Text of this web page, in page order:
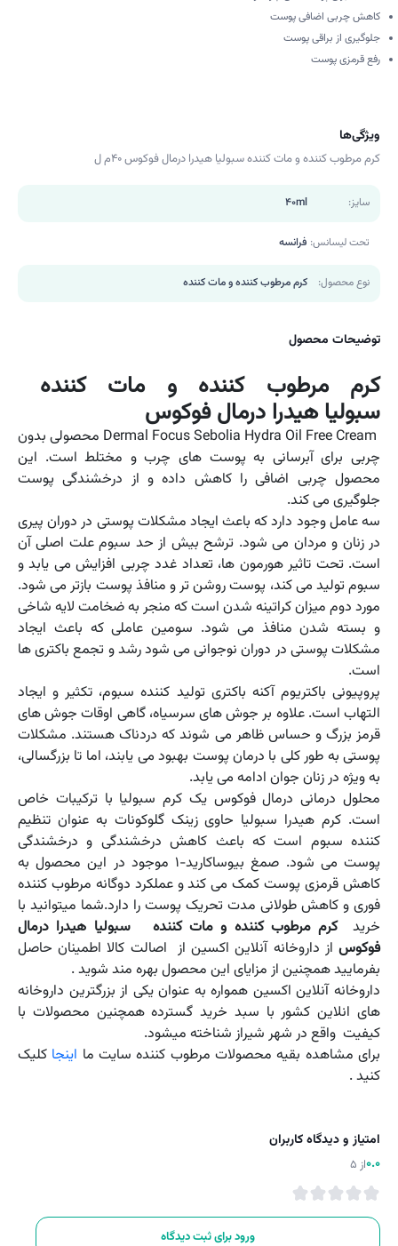
کاهش چربی اضافی پوست
جلوگیری از براقی پوست
رفع قرمزی پوست
ویژگی‌ها
کرم مرطوب کننده و مات کننده سبولیا هیدرا درمال فوکوس 40م ل
سایز: 40ml
تحت لیسانس: فرانسه
نوع محصول: کرم مرطوب کننده و مات کننده
توضیحات محصول
کرم مرطوب کننده و مات کننده
سبوليا هيدرا درمال فوکوس
Dermal Focus Sebolia Hydra Oil Free Cream محصولی بدون
چربی برای آبرسانی به پوست های چرب و مختلط است. این
محصول چربی اضافی را کاهش داده و از درخشندگی پوست
جلوگیری می کند.
سه عامل وجود دارد که باعث ایجاد مشکلات پوستی در دوران پیری
در زنان و مردان می شود. ترشح بیش از حد سبوم علت اصلی آن
است. تحت تاثیر هورمون ها، تعداد غدد چربی افزایش می یابد و
سبوم تولید می کند، پوست روشن تر و منافذ پوست بازتر می شود.
مورد دوم میزان کراتینه شدن است که منجر به ضخامت لایه شاخی
و بسته شدن منافذ می شود. سومین عاملی که باعث ایجاد
مشکلات پوستی در دوران نوجوانی می شود رشد و تجمع باکتری ها
است.
پروپیونی باکتریوم آکنه باکتری تولید کننده سبوم، تکثیر و ایجاد
التهاب است. علاوه بر جوش های سرسیاه، گاهی اوقات جوش های
قرمز بزرگ و حساس ظاهر می شوند که دردناک هستند. مشکلات
پوستی به طور کلی با درمان پوست بهبود می یابند، اما تا بزرگسالی،
به ویژه در زنان جوان ادامه می یابد.
محلول درمانی درمال فوکوس یک کرم سبولیا با ترکیبات خاص
است. کرم هیدرا سبولیا حاوی زینک گلوکونات به عنوان تنظیم
کننده سبوم است که باعث کاهش درخشندگی و درخشندگی
پوست می شود. صمغ بیوساکارید-1 موجود در این محصول به
کاهش قرمزی پوست کمک می کند و عملکرد دوگانه مرطوب کننده
فوری و کاهش طولانی مدت تحریک پوست را دارد.شما میتوانید با
خریدکرم مرطوب کننده و مات کننده سبولیا هیدرا درمال
فوکوس از داروخانه آنلاین اکسین از اصالت کالا اطمینان حاصل
بفرمایید همچنین از مزایای این محصول بهره مند شوید .
داروخانه آنلاین اکسین همواره به عنوان یکی از بزرگترین داروخانه
های انلاین کشور با سبد خرید گسترده همچنین محصولات با
کیفیت واقع در شهر شیراز شناخته میشود.
برای مشاهده بقیه محصولات مرطوب کننده سایت ما اینجا کلیک
کنید .
امتیاز و دیدگاه کاربران
0.0از 5
ورود برای ثبت دیدگاه